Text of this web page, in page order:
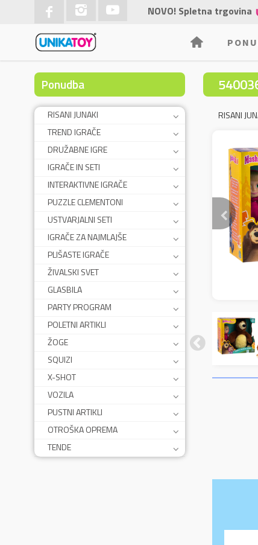
NOVO! Spletna trgovina
Ponudba
RISANI JUNAKI
TREND IGRAČE
DRUŽABNE IGRE
IGRAČE IN SETI
INTERAKTIVNE IGRAČE
PUZZLE CLEMENTONI
USTVARJALNI SETI
IGRAČE ZA NAJMLAJŠE
PLIŠASTE IGRAČE
ŽIVALSKI SVET
GLASBILA
PARTY PROGRAM
POLETNI ARTIKLI
ŽOGE
SQUIZI
X-SHOT
VOZILA
PUSTNI ARTIKLI
OTROŠKA OPREMA
TENDE
RISANI